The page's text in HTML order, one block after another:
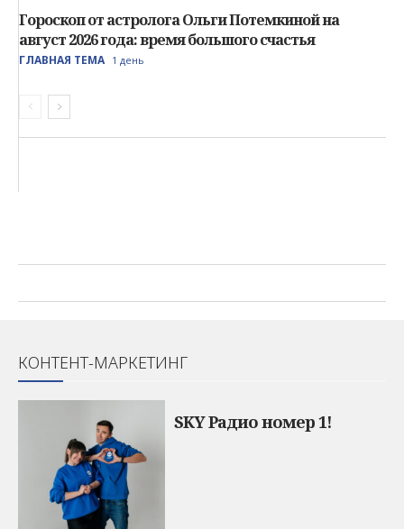
Гороскоп от астролога Ольги Потемкиной на
август 2026 года: время большого счастья
ГЛАВНАЯ ТЕМА 1 день
КОНТЕНТ-МАРКЕТИНГ
SKY Радио номер 1!